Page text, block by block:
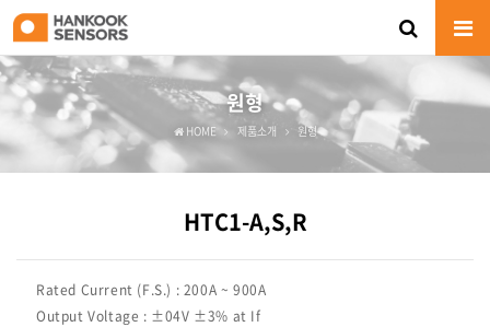
원형
HOME 제품소개 원형
HTC1-A,S,R
Rated Current (F.S.) : 200A ~ 900A
Output Voltage : ±04V ±3% at If